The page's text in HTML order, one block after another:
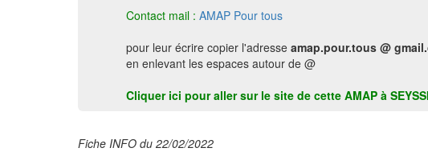
Contact mail : AMAP Pour tous
pour leur écrire copier l'adresse amap.pour.tous @
en enlevant les espaces autour de @
Cliquer ici pour aller sur le site de cette AMAP à
Fiche INFO du 22/02/2022